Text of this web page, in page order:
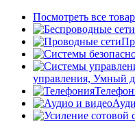
Посмотреть все
управления, Умный